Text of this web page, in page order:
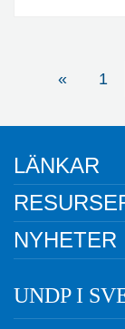
« 1
LÄNKAR
NYHETER
UNDP I